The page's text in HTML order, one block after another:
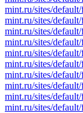
mint.ru/sites/
mint.ru/sites/
mint.ru/sites/
mint.ru/sites/
mint.ru/sites/
mint.ru/sites/
mint.ru/sites/
mint.ru/sites/
mint.ru/sites/
mint.ru/sites/